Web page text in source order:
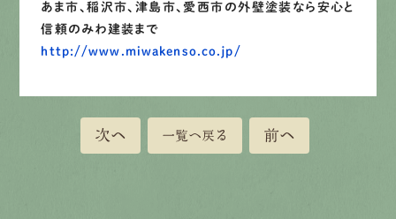
あま市、稲沢市、津島市、愛西市の外壁塗装なら安心と
信頼のみわ建装まで
http://www.miwakenso.co.jp/
次へ 一覧へ戻る 前へ